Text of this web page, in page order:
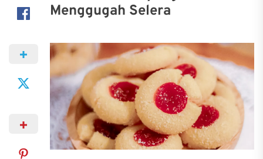
Menggugah Selera